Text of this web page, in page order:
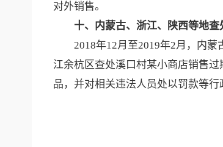
对外销售。
十、内蒙古、浙江、陕西等地查
2018年12月至2019年2月，内蒙
江余杭区查处溪口村某小商店销售
品，并对相关违法人员处以罚款等行